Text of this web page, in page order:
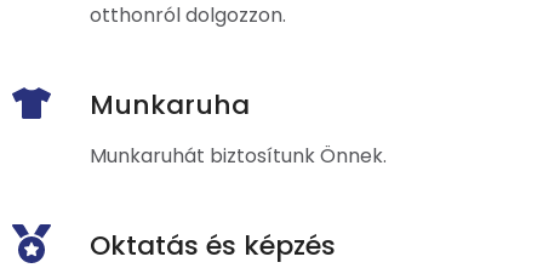
otthonról dolgozzon.
Munkaruha
Munkaruhát biztosítunk Önnek.
Oktatás és képzés